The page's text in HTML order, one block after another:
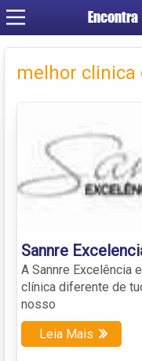
Encontra
melhor clinica
Sannre
A Sannre Excelência
clínica diferente de
nosso
Leia Mais